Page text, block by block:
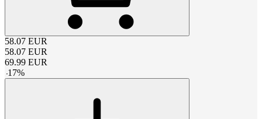
58.07 EUR
58.07 EUR
69.99 EUR
-17%